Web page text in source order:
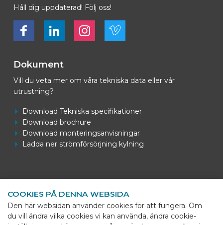
Håll dig uppdaterad! Följ oss!
Bekijk ons op FacebookBekijk ons op LinkedInBekijk ons op LinkedInBekijk ons op Vimeo
Dokument
Vill du veta mer om våra tekniska data eller vår
utrustning?
Download Tekniska specifikationer
Download brochure
Download monteringsanvisningar
Ladda ner strömförsörjning kylning
BEKS Systems
Meerheide 58
5521 DZ Eersel
COOKIES PÅ DENNA WEBSIDA
Den här websidan använder cookies för att fungera. Om
du vill ändra vilka cookies vi kan använda, ändra cookie-